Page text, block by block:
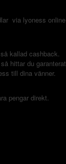
via lyoness online
kallad cashback.
hittar du garanterat
till dina vänner.
pengar direkt.